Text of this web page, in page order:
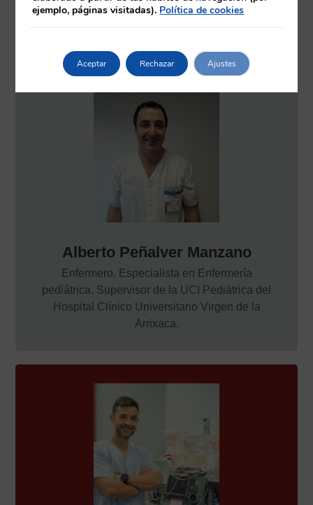
Alberto Peñalver Manzano
Enfermero. Especialista en Enfermería
pediátrica. Supervisor de la UCI Pediátrica del
Hospital Clínico Universitario Virgen de la
Arrixaca.
ejemplo, páginas visitadas). Política de cookies
Aceptar Rechazar Ajustes